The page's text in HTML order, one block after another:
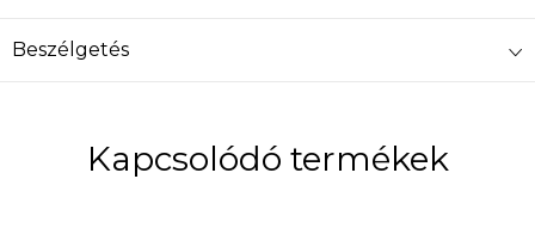
Beszélgetés
Kapcsolódó termékek